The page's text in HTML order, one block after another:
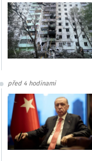
před 4 hodinami